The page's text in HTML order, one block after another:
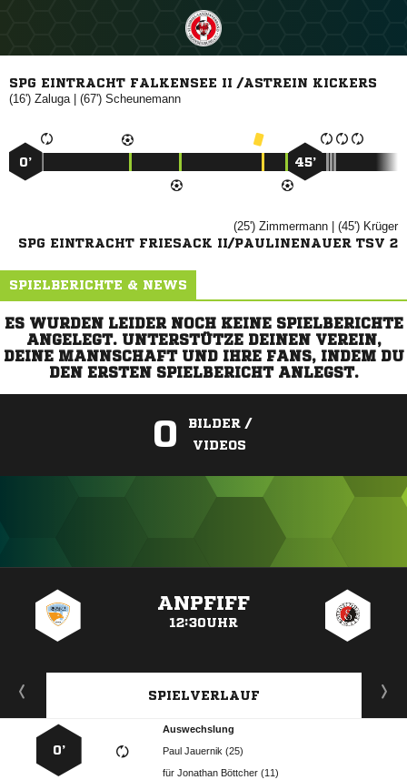
SPG EINTRACHT FALKENSEE II /ASTREIN KICKERS
(16') | (67') 
0’ 45’
(25')  | (45') 
SPG EINTRACHT FRIESACK II/PAULINENAUER TSV 2
SPIELBERICHTE & NEWS
ES WURDEN LEIDER NOCH KEINE SPIELBERICHTE
ANGELEGT. UNTERSTÜTZE DEINEN VEREIN,
DEINE MANNSCHAFT UND IHRE FANS, INDEM DU
DEN ERSTEN SPIELBERICHT ANLEGST.
0
BILDER /
VIDEOS
ANPFIFF
12:30UHR
SPIELVERLAUF
Auswechslung
  
für  
0’